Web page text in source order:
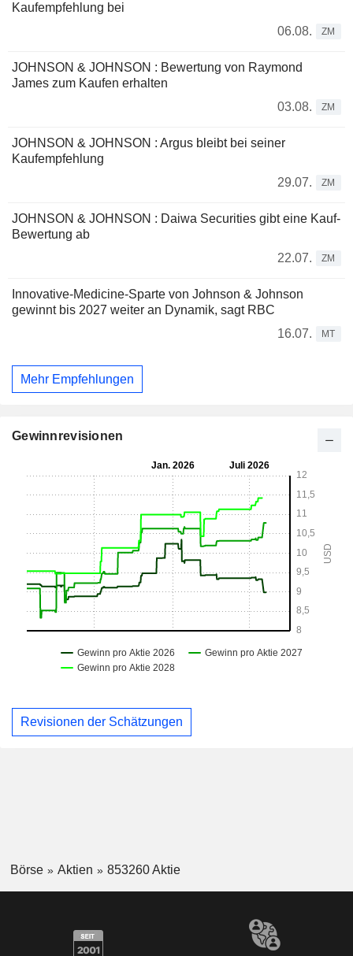
Kaufempfehlung bei
06.08.
ZM
JOHNSON & JOHNSON : Bewertung von Raymond
James zum Kaufen erhalten
03.08.
ZM
JOHNSON & JOHNSON : Argus bleibt bei seiner
Kaufempfehlung
29.07.
ZM
JOHNSON & JOHNSON : Daiwa Securities gibt eine Kauf-
Bewertung ab
22.07.
ZM
Innovative-Medicine-Sparte von Johnson & Johnson
gewinnt bis 2027 weiter an Dynamik, sagt RBC
16.07.
MT
Mehr Empfehlungen
Gewinnrevisionen
Revisionen der Schätzungen
Börse Aktien 853260 Aktie